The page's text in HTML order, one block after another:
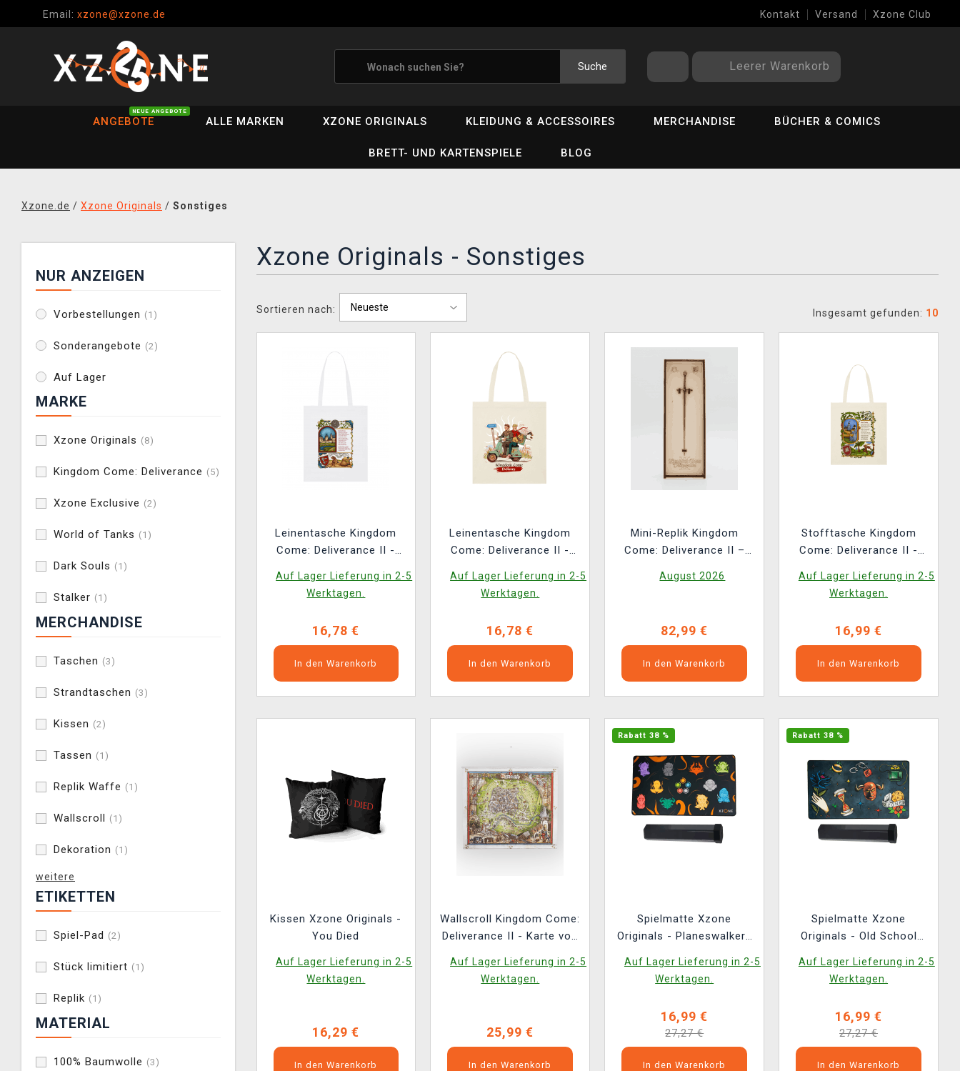
Email: xzone@xzone.de Kontakt Versand Xzone Club
Suche Leerer Warenkorb
ANGEBOTE
NEUE ANGEBOTE
ALLE MARKEN XZONE ORIGINALS KLEIDUNG & ACCESSOIRES MERCHANDISE BÜCHER & COMICS
BRETT- UND KARTENSPIELE BLOG
Xzone.de / Xzone Originals / Sonstiges
NUR ANZEIGEN
Vorbestellungen (1)
Sonderangebote (2)
Auf Lager
MARKE
Xzone Originals (8)
Kingdom Come: Deliverance (5)
Xzone Exclusive (2)
World of Tanks (1)
Dark Souls (1)
Stalker (1)
MERCHANDISE
Taschen (3)
Strandtaschen (3)
Kissen (2)
Tassen (1)
Replik Waffe (1)
Wallscroll (1)
Dekoration (1)
weitere
ETIKETTEN
Spiel-Pad (2)
Stück limitiert (1)
Replik (1)
MATERIAL
100% Baumwolle (3)
Xzone Originals - Sonstiges
Sortieren nach: Insgesamt gefunden: 10
Leinentasche Kingdom
Come: Deliverance II -
Auf Lager Lieferung in 2-5
Werktagen.
16,78 €
In den Warenkorb
Leinentasche Kingdom
Come: Deliverance II -
Auf Lager Lieferung in 2-5
Werktagen.
16,78 €
In den Warenkorb
Mini-Replik Kingdom
Come: Deliverance II –
Kobyla (bronze)
August 2026
82,99 €
In den Warenkorb
Stofftasche Kingdom
Come: Deliverance II -
Auf Lager Lieferung in 2-5
Werktagen.
16,99 €
In den Warenkorb
Kissen Xzone Originals -
You Died
Auf Lager Lieferung in 2-5
Werktagen.
16,29 €
In den Warenkorb
Wallscroll Kingdom Come:
Deliverance II - Karte von
Auf Lager Lieferung in 2-5
Werktagen.
25,99 €
In den Warenkorb
Rabatt 38 %
Spielmatte Xzone
Originals - Planeswalkers
Auf Lager Lieferung in 2-5
Werktagen.
16,99 €
27,27 €
In den Warenkorb
Rabatt 38 %
Spielmatte Xzone
Originals - Old School
Auf Lager Lieferung in 2-5
Werktagen.
16,99 €
27,27 €
In den Warenkorb